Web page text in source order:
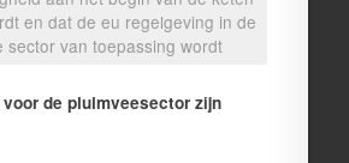
en dat de eu regelgeving in de
sector van toepassing wordt
de pluimveesector zijn